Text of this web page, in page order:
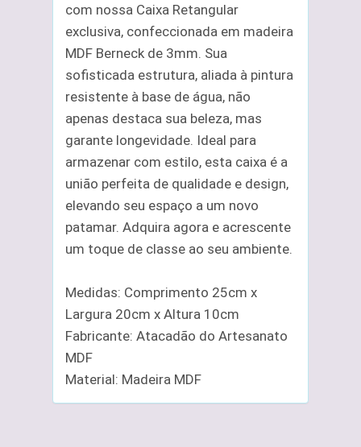
com nossa Caixa Retangular
exclusiva, confeccionada em madeira
MDF Berneck de 3mm. Sua
sofisticada estrutura, aliada à pintura
resistente à base de água, não
apenas destaca sua beleza, mas
garante longevidade. Ideal para
armazenar com estilo, esta caixa é a
união perfeita de qualidade e design,
elevando seu espaço a um novo
patamar. Adquira agora e acrescente
um toque de classe ao seu ambiente.
Medidas: Comprimento 25cm x
Largura 20cm x Altura 10cm
Fabricante: Atacadão do Artesanato
MDF
Material: Madeira MDF